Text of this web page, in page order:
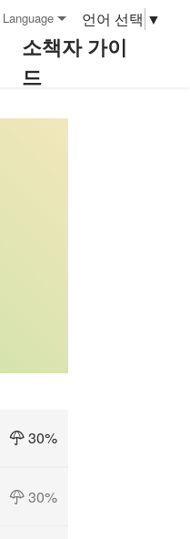
Language 언어 선택 ▼
소책자 가이
드
30%
30%